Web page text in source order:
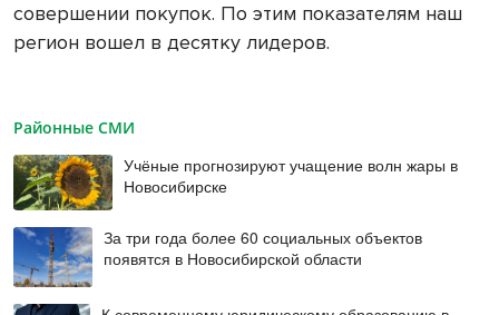
совершении покупок. По этим показателям наш
регион вошел в десятку лидеров.
Районные СМИ
Учёные прогнозируют учащение волн жары в
Новосибирске
За три года более 60 социальных объектов
появятся в Новосибирской области